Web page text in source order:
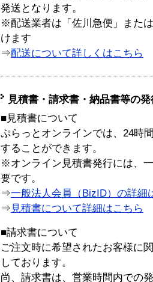
発送となります。
※配送業者は「佐川急便」また
けます
⇒配送について詳しくはこちら
見積書・請求書・納品書等の
■見積書について
ぷらっとオンラインでは、24時
することができます。
※オンライン見積書発行には、
要です。
⇒一般法人会員（BizID）の詳細
⇒ 見積書について詳細はこちら
■請求書について
ご注文時に希望されたお客様に
しております。
尚、請求書は、営業時間内での